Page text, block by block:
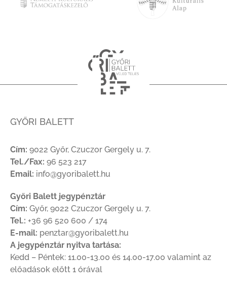
GYŐRI BALETT
Cím: 9022 Győr, Czuczor Gergely u. 7.
Tel./Fax: 96 523 217
Email: info@gyoribalett.hu
Győri Balett jegypénztár
Cím: Győr, 9022 Czuczor Gergely u. 7.
Tel.: +36 96 520 600 / 174
E-mail: penztar@gyoribalett.hu
A jegypénztár nyitva tartása:
Kedd – Péntek: 11.00-13.00 és 14.00-17.00 valamint az
előadások előtt 1 órával